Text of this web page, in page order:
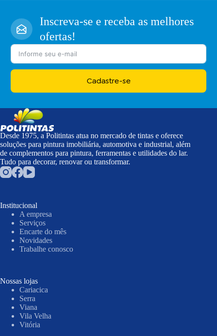
Inscreva-se e receba as melhores
ofertas!
Cadastre-se
Desde 1975, a Politintas atua no mercado de tintas e oferece
soluções para pintura imobiliária, automotiva e industrial, além
de complementos para pintura, ferramentas e utilidades do lar.
Tudo para decorar, renovar ou transformar.
Institucional
A empresa
Serviços
Encarte do mês
Novidades
Trabalhe conosco
Nossas lojas
Cariacica
Serra
Viana
Vila Velha
Vitória